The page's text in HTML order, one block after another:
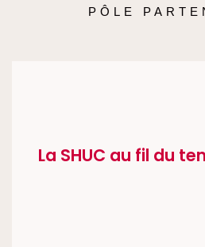
PÔLE
La SHUC au fil du